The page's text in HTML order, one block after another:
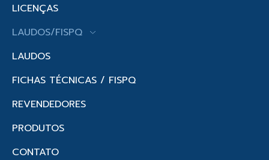
LICENÇAS
LAUDOS/FISPQ
LAUDOS
FICHAS TÉCNICAS / FISPQ
REVENDEDORES
PRODUTOS
CONTATO